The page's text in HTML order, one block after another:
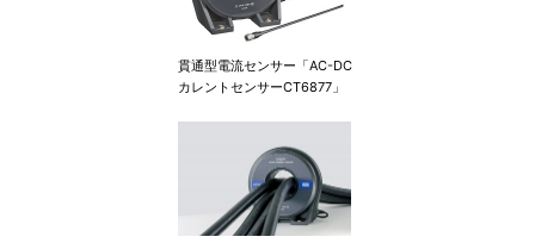
貫通型電流センサー「AC-DC
カレントセンサーCT6877」